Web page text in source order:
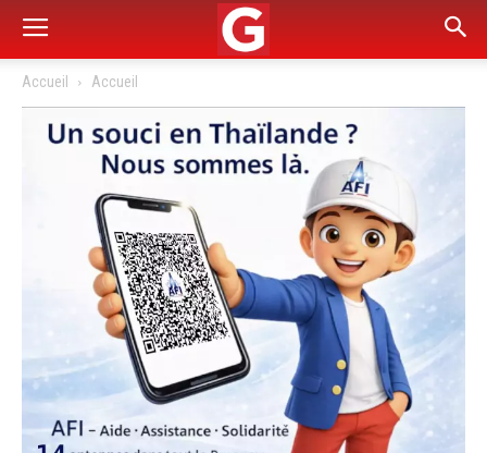
Accueil Accueil